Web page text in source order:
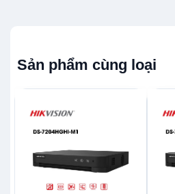
Sản phẩm cùng loại